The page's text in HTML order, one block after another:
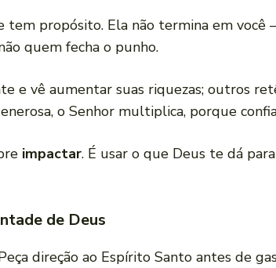
tem propósito. Ela não termina em você
quem fecha o punho.
e vê aumentar suas riquezas; outros
o Senhor multiplica, porque
impactar. É usar o que Deus te dá
de Deus
direção ao Espírito Santo antes de